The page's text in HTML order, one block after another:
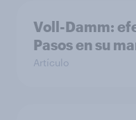
Voll-Damm:
Pasos en su
Artículo